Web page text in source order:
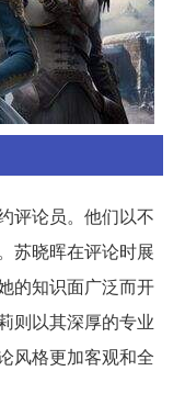
评论员。他们以不
苏晓晖在评论时展
的知识面广泛而开
则以其深厚的专业
风格更加客观和全